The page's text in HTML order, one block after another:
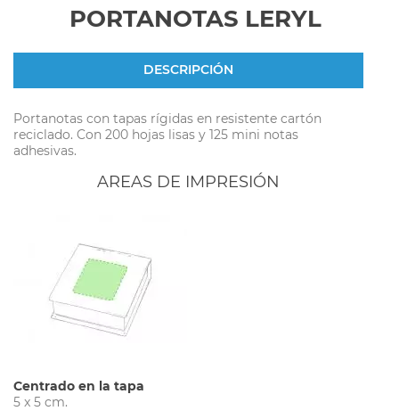
PORTANOTAS LERYL
DESCRIPCIÓN
Portanotas con tapas rígidas en resistente cartón
reciclado. Con 200 hojas lisas y 125 mini notas
adhesivas.
AREAS DE IMPRESIÓN
Centrado en la tapa
5 x 5 cm.